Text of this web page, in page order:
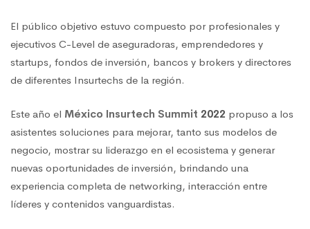
El público objetivo estuvo compuesto por profesionales y
ejecutivos C-Level de aseguradoras, emprendedores y
startups, fondos de inversión, bancos y brokers y directores
de diferentes Insurtechs de la región.
Este año el México Insurtech Summit 2022 propuso a los
asistentes soluciones para mejorar, tanto sus modelos de
negocio, mostrar su liderazgo en el ecosistema y generar
nuevas oportunidades de inversión, brindando una
experiencia completa de networking, interacción entre
líderes y contenidos vanguardistas.